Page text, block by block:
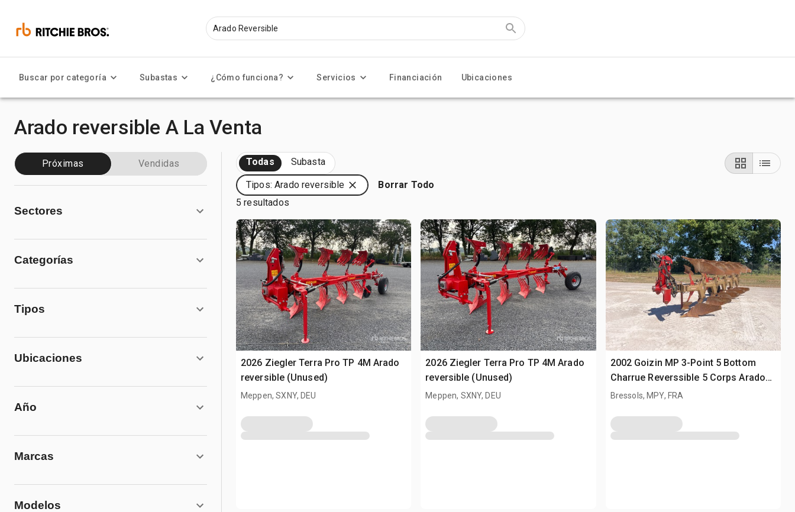
Buscar por categoría Subastas ¿Cómo funciona? Servicios Financiación Ubicaciones
Arado reversible A La Venta
Próximas Vendidas
Sectores
Categorías
Tipos
Ubicaciones
Año
Marcas
Modelos
Todas Subasta
Tipos: Arado reversible
Borrar Todo
5 resultados
2026 Ziegler Terra Pro TP 4M Arado
reversible (Unused)
Meppen, SXNY, DEU
2026 Ziegler Terra Pro TP 4M Arado
reversible (Unused)
Meppen, SXNY, DEU
2002 Goizin MP 3-Point 5 Bottom
Charrue Reverssible 5 Corps Arado
reversible
Bressols, MPY, FRA